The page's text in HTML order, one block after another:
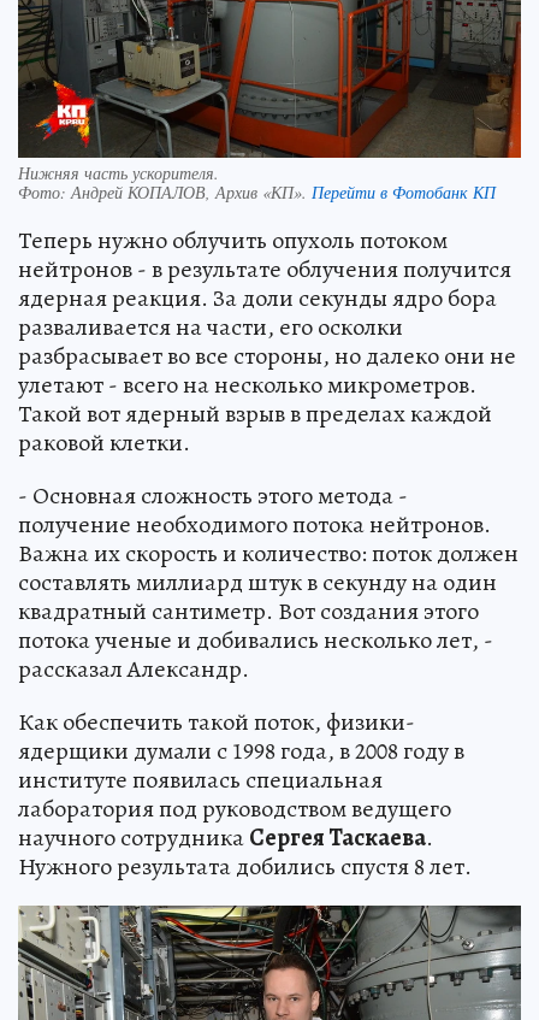
Нижняя часть ускорителя.
Фото:Андрей КОПАЛОВ, Архив «КП». Перейти в Фотобанк КП
Теперь нужно облучить опухоль потоком
нейтронов - в результате облучения получится
ядерная реакция. За доли секунды ядро бора
разваливается на части, его осколки
разбрасывает во все стороны, но далеко они не
улетают - всего на несколько микрометров.
Такой вот ядерный взрыв в пределах каждой
раковой клетки.
- Основная сложность этого метода -
получение необходимого потока нейтронов.
Важна их скорость и количество: поток должен
составлять миллиард штук в секунду на один
квадратный сантиметр. Вот создания этого
потока ученые и добивались несколько лет, -
рассказал Александр.
Как обеспечить такой поток, физики-
ядерщики думали с 1998 года, в 2008 году в
институте появилась специальная
лаборатория под руководством ведущего
научного сотрудникаСергея Таскаева.
Нужного результата добились спустя 8 лет.